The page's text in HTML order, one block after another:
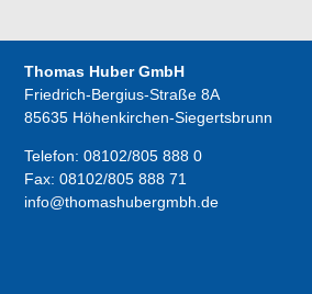
Thomas Huber GmbH
Friedrich-Bergius-Straße 8A
85635 Höhenkirchen-Siegertsbrunn
Telefon:08102/805 888 0
Fax:08102/805 888 71
info@thomashubergmbh.de